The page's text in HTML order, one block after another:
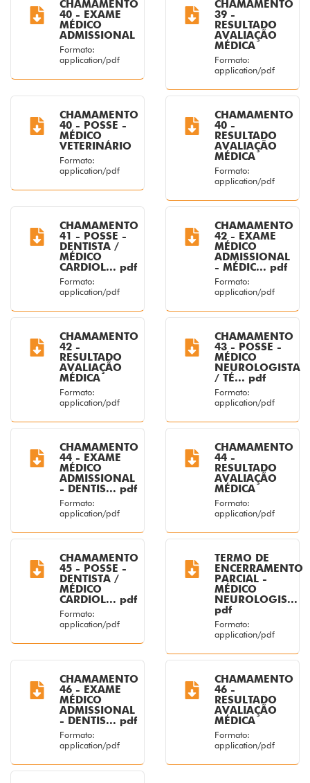
CHAMAMENTO
40 - EXAME
MÉDICO
ADMISSIONAL
Formato:
application/pdf
CHAMAMENTO
39 -
RESULTADO
AVALIAÇÃO
MÉDICA
Formato:
application/pdf
CHAMAMENTO
40 - POSSE -
MÉDICO
VETERINÁRIO
Formato:
application/pdf
CHAMAMENTO
40 -
RESULTADO
AVALIAÇÃO
MÉDICA
Formato:
application/pdf
CHAMAMENTO
41 - POSSE -
DENTISTA /
MÉDICO
CARDIOL... pdf
Formato:
application/pdf
CHAMAMENTO
42 - EXAME
MÉDICO
ADMISSIONAL
- MÉDIC... pdf
Formato:
application/pdf
CHAMAMENTO
42 -
RESULTADO
AVALIAÇÃO
MÉDICA
Formato:
application/pdf
CHAMAMENTO
43 - POSSE -
MÉDICO
NEUROLOGISTA
/ TÉ... pdf
Formato:
application/pdf
CHAMAMENTO
44 - EXAME
MÉDICO
ADMISSIONAL
- DENTIS... pdf
Formato:
application/pdf
CHAMAMENTO
44 -
RESULTADO
AVALIAÇÃO
MÉDICA
Formato:
application/pdf
CHAMAMENTO
45 - POSSE -
DENTISTA /
MÉDICO
CARDIOL... pdf
Formato:
application/pdf
TERMO DE
ENCERRAMENTO
PARCIAL -
MÉDICO
NEUROLOGIS...
pdf
Formato:
application/pdf
CHAMAMENTO
46 - EXAME
MÉDICO
ADMISSIONAL
- DENTIS... pdf
Formato:
application/pdf
CHAMAMENTO
46 -
RESULTADO
AVALIAÇÃO
MÉDICA
Formato:
application/pdf